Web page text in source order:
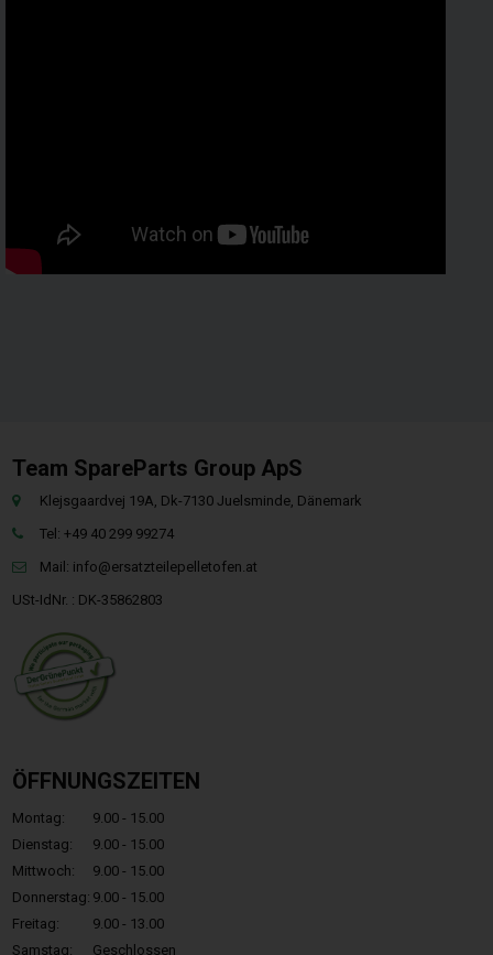
Team SpareParts Group ApS
Klejsgaardvej 19A, Dk-7130 Juelsminde, Dänemark
Tel: +49 40 299 99274
Mail: info@ersatzteilepelletofen.at
USt-IdNr. : DK-35862803
ÖFFNUNGSZEITEN
Montag:
9.00 - 15.00
Dienstag:
9.00 - 15.00
Mittwoch:
9.00 - 15.00
Donnerstag: 9.00 - 15.00
Freitag:
9.00 - 13.00
Samstag:
Geschlossen